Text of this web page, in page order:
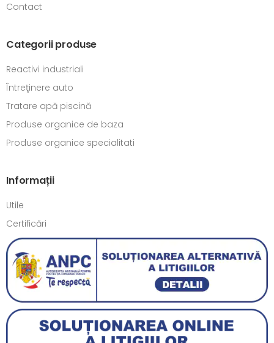
Contact
Categorii produse
Reactivi industriali
Întreţinere auto
Tratare apă piscină
Produse organice de baza
Produse organice specialitati
Informații
Utile
Certificări